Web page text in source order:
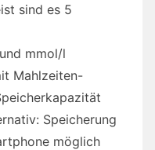
sind es 5
mmol/l
Mahlzeiten-
Speicherung
möglich